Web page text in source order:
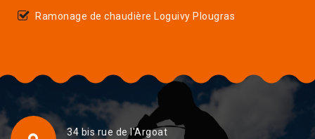
Ramonage de chaudière Loguivy Plougras
34 bis rue de l'Argoat